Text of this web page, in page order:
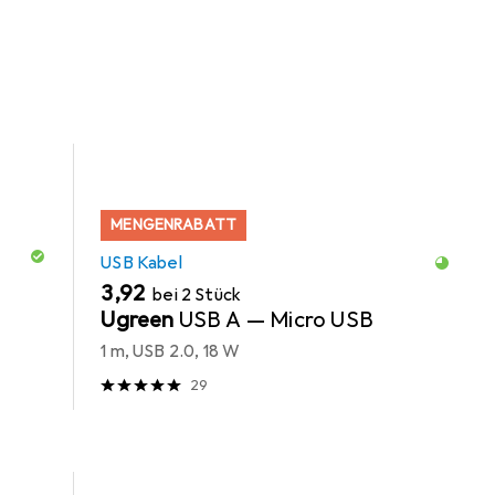
MENGENRABATT
USB Kabel
EUR
3,92 bei 2 Stück
Ugreen USB A — Micro USB
1 m, USB 2.0, 18 W
29